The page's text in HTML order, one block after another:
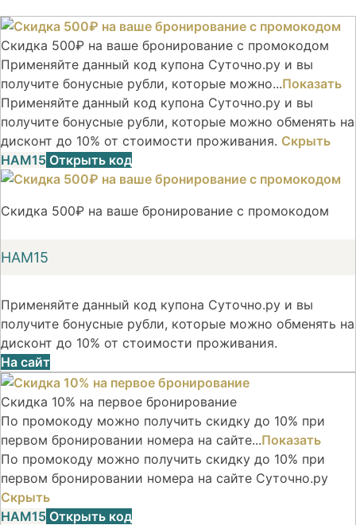
Скидка 500₽ на ваше бронирование с промокодом
Применяйте данный код купона Суточно.ру и вы
получите бонусные рубли, которые можно...Показать
Применяйте данный код купона Суточно.ру и вы
получите бонусные рубли, которые можно обменять на
дисконт до 10% от стоимости проживания. Скрыть
НАМ15 Открыть код
Скидка 500₽ на ваше бронирование с промокодом
НАМ15
Применяйте данный код купона Суточно.ру и вы
получите бонусные рубли, которые можно обменять на
дисконт до 10% от стоимости проживания.
На сайт
Скидка 10% на первое бронирование
По промокоду можно получить скидку до 10% при
первом бронировании номера на сайте...Показать
По промокоду можно получить скидку до 10% при
первом бронировании номера на сайте Суточно.ру
Скрыть
НАМ15 Открыть код